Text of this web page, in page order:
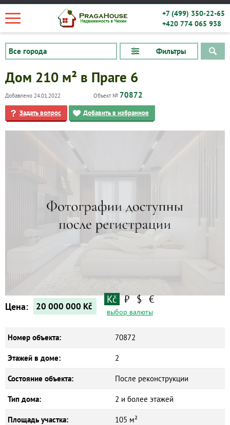
+7 (499) 350-22-65
+420 774 065 938
Фильтры
Коммерческие объекты
Дом 210 м² в Праге 6
Добавлено 24.01.2022 Объект № 70872
Задать вопрос Добавить в избранное
Цена: 20 000 000 Kč
Kč ₽ $ €
выбор валюты
Номер объекта: 70872
Этажей в доме: 2
Состояние объекта: После реконструкции
Тип дома: 2 и более этажей
Площадь участка: 105 м²